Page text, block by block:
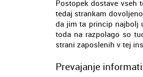
Postopek dostave vseh
tedaj strankam
da jim ta princip najbolj
toda na razpolago so
strani zaposlenih v tej
Prevajanje